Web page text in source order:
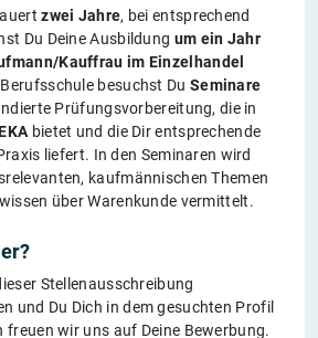
zwei Jahre, bei entsprechend
Du Deine Ausbildung um ein Jahr
Kauffrau im Einzelhandel
besuchst Du Seminare
Prüfungsvorbereitung, die in
bietet und die Dir entsprechende
liefert. In den Seminaren wird
kaufmännischen Themen
über Warenkunde vermittelt.
Stellenausschreibung
und Du Dich in dem gesuchten Profil
wir uns auf Deine Bewerbung.